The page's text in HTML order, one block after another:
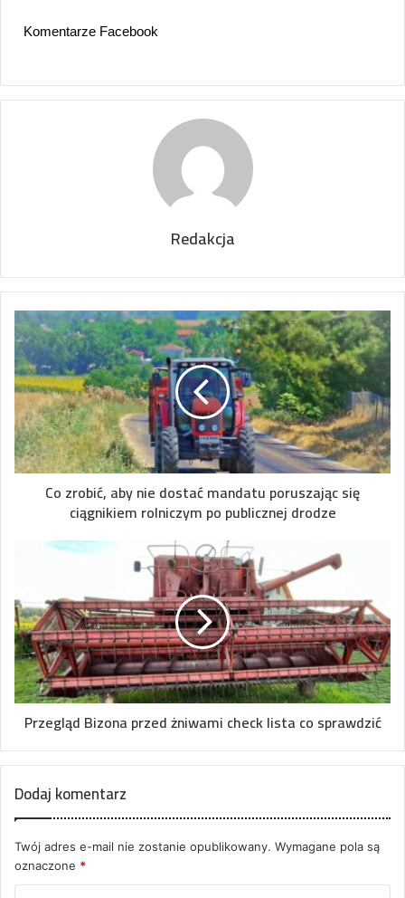
Komentarze Facebook
Redakcja
Co zrobić, aby nie dostać mandatu poruszając się
ciągnikiem rolniczym po publicznej drodze
Przegląd Bizona przed żniwami check lista co sprawdzić
Dodaj komentarz
Twój adres e-mail nie zostanie opublikowany. Wymagane pola są
oznaczone *